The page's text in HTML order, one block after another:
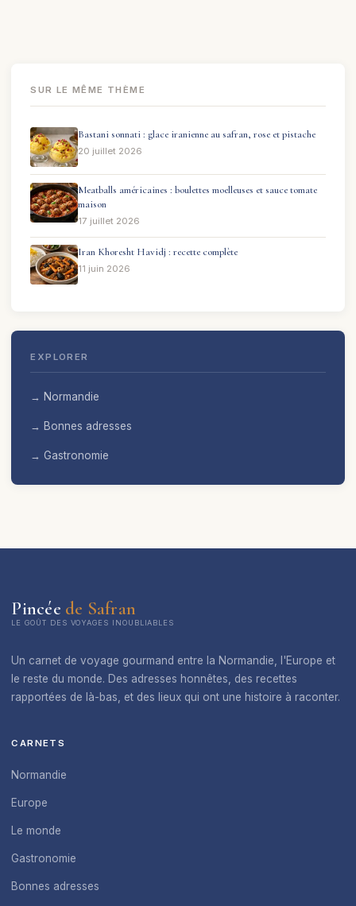
SUR LE MÊME THÈME
Bastani sonnati : glace iranienne au safran, rose et pistache
20 juillet 2026
Meatballs américaines : boulettes moelleuses et sauce tomate
maison
17 juillet 2026
Iran Khoresht Havidj : recette complète
11 juin 2026
EXPLORER
→ Normandie
→ Bonnes adresses
→ Gastronomie
Pincée de Safran
LE GOÛT DES VOYAGES INOUBLIABLES
Un carnet de voyage gourmand entre la Normandie, l'Europe et
le reste du monde. Des adresses honnêtes, des recettes
rapportées de là-bas, et des lieux qui ont une histoire à raconter.
CARNETS
Normandie
Europe
Le monde
Gastronomie
Bonnes adresses